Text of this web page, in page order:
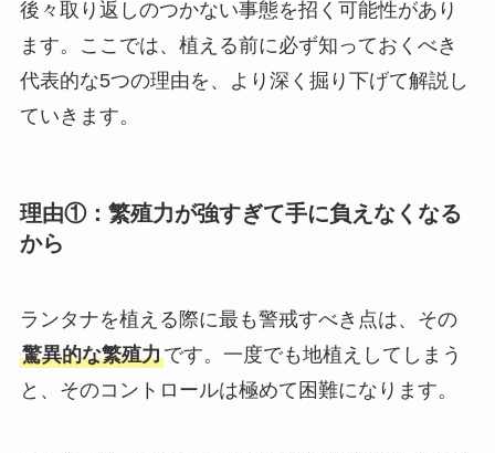
後々取り返しのつかない事態を招く可能性があり
ます。ここでは、植える前に必ず知っておくべき
代表的な5つの理由を、より深く掘り下げて解説し
ていきます。
理由①：繁殖力が強すぎて手に負えなくなる
から
ランタナを植える際に最も警戒すべき点は、その
驚異的な繁殖力です。一度でも地植えしてしまう
と、そのコントロールは極めて困難になります。